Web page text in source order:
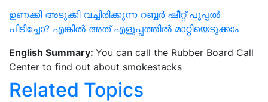
ഉണക്കി അടുക്കി വച്ചിരിക്കുന്ന റബ്ബർ ഷീറ്റ് പൂപ്പൽ
പിടിച്ചോ? എങ്കിൽ അത് എളുപ്പത്തിൽ മാറ്റിയെടുക്കാം
English Summary: You can call the Rubber Board Call
Center to find out about smokestacks
Related Topics